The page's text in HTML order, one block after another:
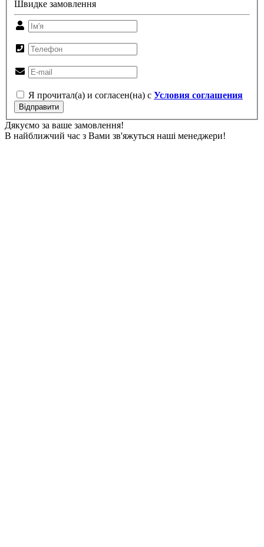
Швидке замовлення
Я прочитал(а) и согласен(на) с Условия соглашения
Відправити
Дякуємо за ваше замовлення!
В найближчий час з Вами зв'яжуться наші менеджери!